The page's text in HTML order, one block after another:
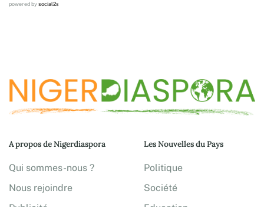
powered bysocial2s
A propos de Nigerdiaspora
Qui sommes-nous ?
Nous rejoindre
Les Nouvelles du Pays
Politique
Société